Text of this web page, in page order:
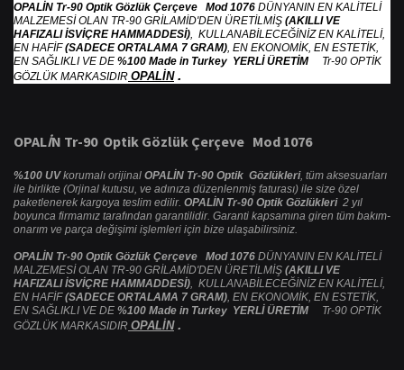
OPALİN Tr-90 Optik Gözlük Çerçeve Mod 1076 DÜNYANIN EN KALİTELİ
MALZEMESİ OLAN TR-90 GRİLAMİD'DEN ÜRETİLMİŞ (AKILLI VE
HAFIZALI İSVİÇRE HAMMADDESİ), KULLANABİLECEĞİNİZ EN KALİTELİ,
EN HAFİF(SADECE ORTALAMA 7 GRAM), EN EKONOMİK, EN ESTETİK,
EN SAĞLIKLI VE DE %100 Made in Turkey YERLİ ÜRETİMTr-90 OPTİK
GÖZLÜK MARKASIDIR OPALİN.
OPALİN Tr-90 Optik Gözlük Çerçeve Mod 1076
%100 UVkorumalı orijinal OPALİN Tr-90 Optik Gözlükleri, tüm aksesuarları
ile birlikte (Orjinal kutusu, ve adınıza düzenlenmiş faturası) ile size özel
paketlenerek kargoya teslim edilir. OPALİN Tr-90 Optik Gözlükleri 2 yıl
boyunca firmamız tarafından garantilidir. Garanti kapsamına giren tüm bakım-
onarım ve parça değişimi işlemleri için bize ulaşabilirsiniz.
OPALİN Tr-90 Optik Gözlük Çerçeve Mod 1076 DÜNYANIN EN KALİTELİ
MALZEMESİ OLAN TR-90 GRİLAMİD'DEN ÜRETİLMİŞ (AKILLI VE
HAFIZALI İSVİÇRE HAMMADDESİ), KULLANABİLECEĞİNİZ EN KALİTELİ,
EN HAFİF(SADECE ORTALAMA 7 GRAM), EN EKONOMİK, EN ESTETİK,
EN SAĞLIKLI VE DE %100 Made in Turkey YERLİ ÜRETİM Tr-90 OPTİK
GÖZLÜK MARKASIDIR OPALİN.